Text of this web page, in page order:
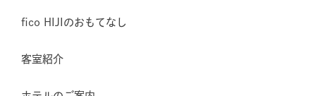
fico HIJIのおもてなし
客室紹介